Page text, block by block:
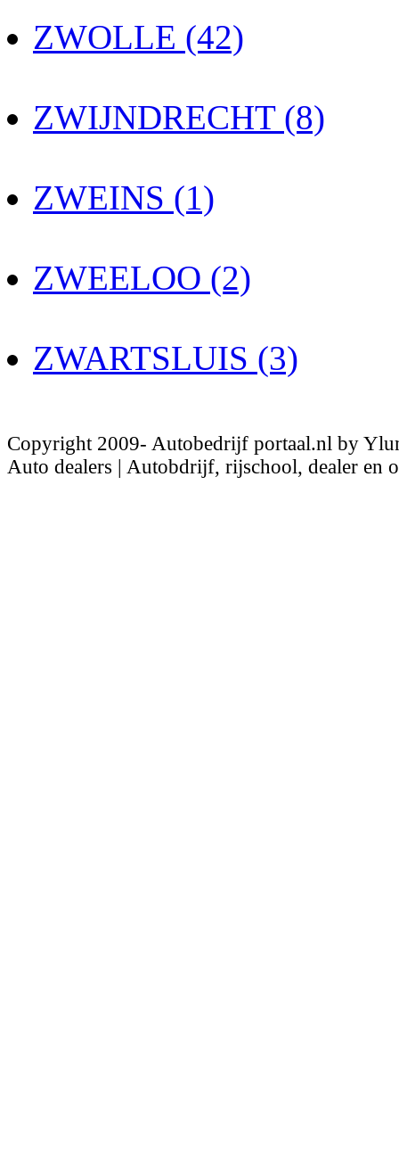
ZWOLLE (42)
ZWIJNDRECHT (8)
ZWEINS (1)
ZWEELOO (2)
ZWARTSLUIS (3)
Copyright 2009- Autobedrijf portaal.nl by
Auto dealers | Autobdrijf, rijschool, dealer en